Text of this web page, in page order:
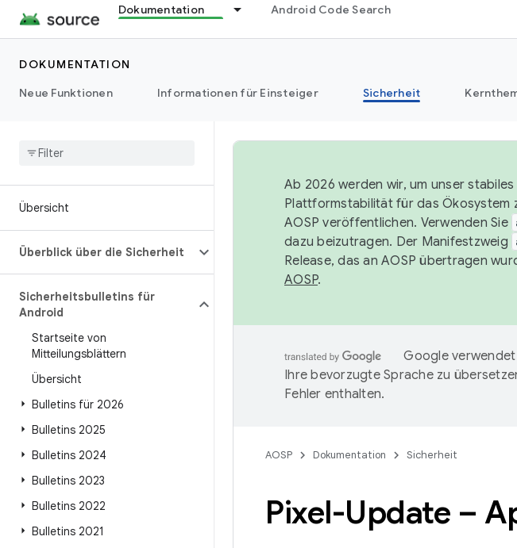
Dokumentation Android Code Search
DOKUMENTATION
Neue Funktionen
Informationen für Einsteiger Sicherheit
Übersicht
Überblick über die Sicherheit
Sicherheitsbulletins für
Android
Startseite von
Mitteilungsblättern
Übersicht
Bulletins für 2026
Bulletins 2025
Bulletins 2024
Bulletins 2023
Bulletins 2022
Bulletins 2021
Ab 2026 werden wir, um unser
Plattformstabilität für das Ökosystem
AOSP veröffentlichen. Verwenden Sie
dazu beizutragen. Der Manifestzweig
Release, das an AOSP übertragen
AOSP.
Google
Ihre bevorzugte Sprache zu
Fehler enthalten.
AOSP Dokumentation Sicherheit
Pixel-Update –